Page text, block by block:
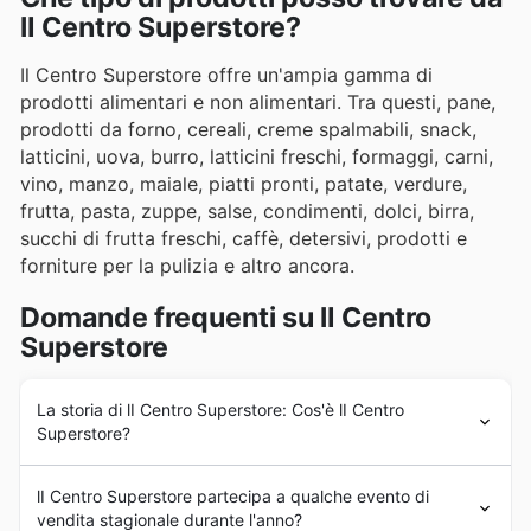
lI Centro Superstore?
Il Centro Superstore offre un'ampia gamma di
prodotti alimentari e non alimentari. Tra questi, pane,
prodotti da forno, cereali, creme spalmabili, snack,
latticini, uova, burro, latticini freschi, formaggi, carni,
vino, manzo, maiale, piatti pronti, patate, verdure,
frutta, pasta, zuppe, salse, condimenti, dolci, birra,
succhi di frutta freschi, caffè, detersivi, prodotti e
forniture per la pulizia e altro ancora.
Domande frequenti su lI Centro
Superstore
La storia di lI Centro Superstore: Cos'è lI Centro
Superstore?
Il supermercatolI Centro Superstoreè stato fondato
lI Centro Superstore partecipa a qualche evento di
vendita stagionale durante l'anno?